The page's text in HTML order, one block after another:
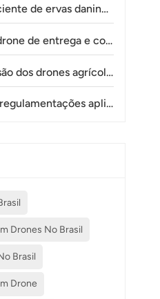
pré-emergentes em trigo com o drone agrícola A80
e como funciona a entrega por drone?
na pulverização e monitoramento de plantações?
​​ao uso de drones na agricultura em diferentes países?
Drones No Brasil
Brasil
Drone